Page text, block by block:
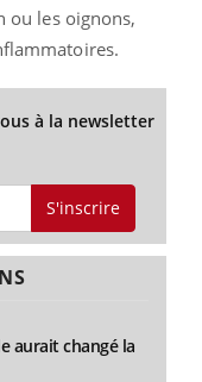
ou les oignons,
à la newsletter
S'inscrire
aurait changé la